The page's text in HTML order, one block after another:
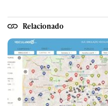
Relacionado